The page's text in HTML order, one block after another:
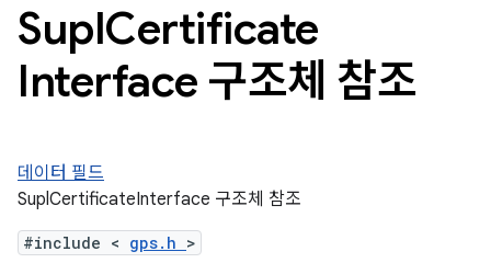
SuplCertificate
Interface 구조체 참조
데이터 필드
SuplCertificateInterface 구조체 참조
#include < gps.h >